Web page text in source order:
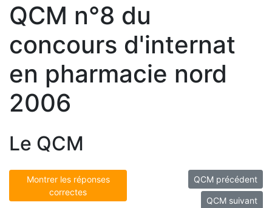
QCM n°8 du
concours d'internat
en pharmacie nord
2006
Le QCM
Montrer les réponses
correctes
QCM précédent
QCM suivant